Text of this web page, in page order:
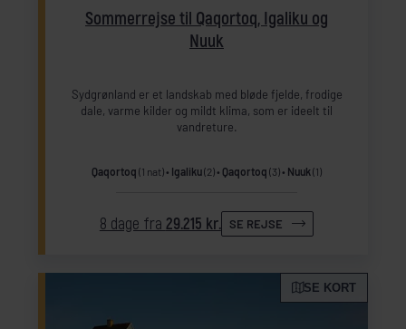
Sommerrejse til Qaqortoq, Igaliku og
Nuuk
Sydgrønland er et landskab med bløde fjelde, frodige
dale, varme kilder og mildt klima, som er ideelt til
vandreture.
Qaqortoq (1 nat) Igaliku(2) Qaqortoq (3) Nuuk (1)
8 dage fra 29.215 kr. SE REJSE
SE KORT